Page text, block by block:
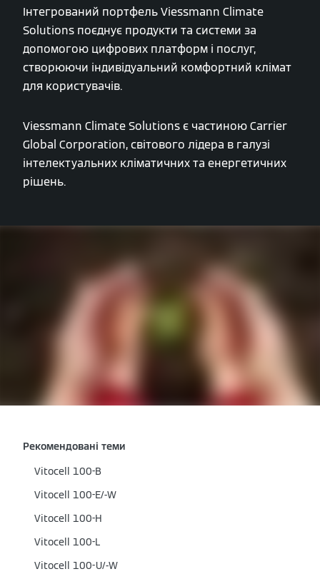
Інтегрований портфель Viessmann Climate
Solutions поєднує продукти та системи за
допомогою цифрових платформ і послуг,
створюючи індивідуальний комфортний клімат
для користувачів.
Viessmann Climate Solutions є частиною Carrier
Global Corporation, світового лідера в галузі
інтелектуальних кліматичних та енергетичних
рішень.
Рекомендовані теми
Vitocell 100-B
Vitocell 100-E/-W
Vitocell 100-H
Vitocell 100-L
Vitocell 100-U/-W